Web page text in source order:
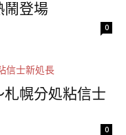
鬧登場
0
幌分処粘信士
0